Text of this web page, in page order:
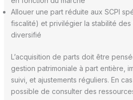
Allouer une part réduite aux SCPI
fiscalité) et privilégier la stabilité des
diversifié
L’acquisition de parts doit être
gestion patrimoniale à part entière,
suivi, et ajustements réguliers. En
possible de consulter des